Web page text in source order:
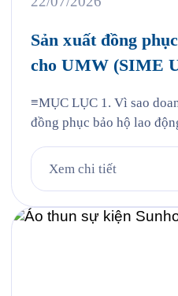
Sản xuất đồng
cho UMW (SIME
≡MỤC LỤC 1. Vì sao
đồng phục bảo hộ lao
Case study thực tế 403 bộ
UMW tại VSIP 4. Quy
Xem chi tiết